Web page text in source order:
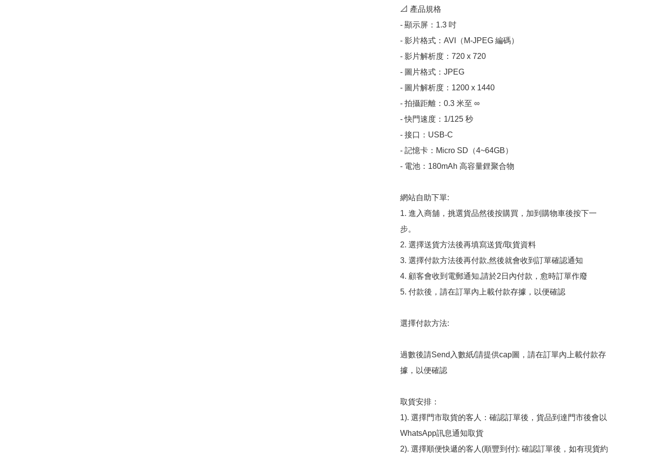
📐 產品規格
- 顯示屏：1.3 吋
- 影片格式：AVI（M-JPEG 編碼）
- 影片解析度：720 x 720
- 圖片格式：JPEG
- 圖片解析度：1200 x 1440
- 拍攝距離：0.3 米至 ∞
- 快門速度：1/125 秒
- 接口：USB-C
- 記憶卡：Micro SD（4~64GB）
- 電池：180mAh 高容量鋰聚合物
網站自助下單:
1. 進入商舖，挑選貨品然後按購買，加到購物車後按下一
步。
2. 選擇送貨方法後再填寫送貨/取貨資料
3. 選擇付款方法後再付款,然後就會收到訂單確認通知
4. 顧客會收到電郵通知,請於2日內付款，愈時訂單作廢
5. 付款後，請在訂單內上載付款存據，以便確認
選擇付款方法:
過數後請Send入數紙/請提供cap圖，請在訂單內上載付款存
據，以便確認
取貨安排：
1). 選擇門市取貨的客人：確認訂單後，貨品到達門市後會以
WhatsApp訊息通知取貨
2). 選擇順便快遞的客人(順豐到付): 確認訂單後，如有現貨約